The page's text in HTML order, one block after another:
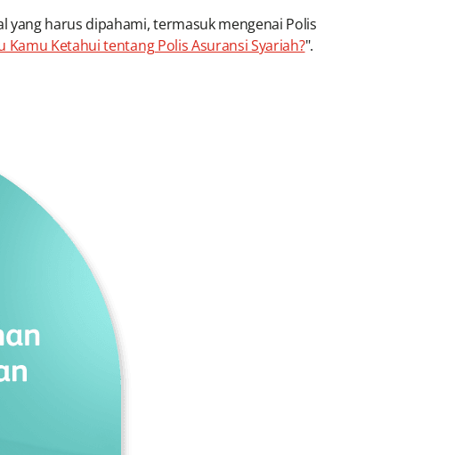
harus dipahami, termasuk mengenai Polis
Kamu Ketahui tentang Polis Asuransi Syariah?".